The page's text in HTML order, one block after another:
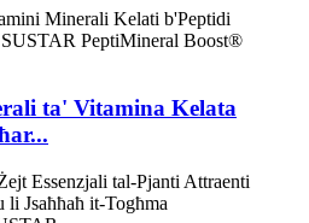
ta' Vitamina Kelata